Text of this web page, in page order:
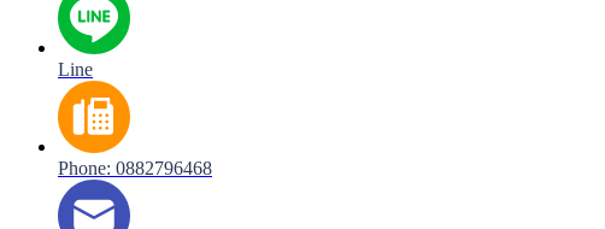
Line
Phone: 0882796468